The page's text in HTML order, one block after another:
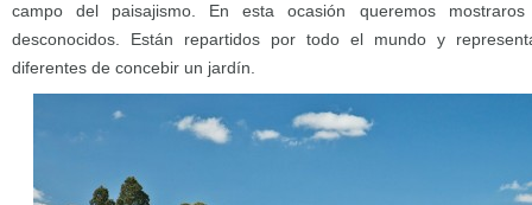
campo del paisajismo. En esta ocasión queremos
desconocidos. Están repartidos por todo el mundo y
diferentes de concebir un jardín.